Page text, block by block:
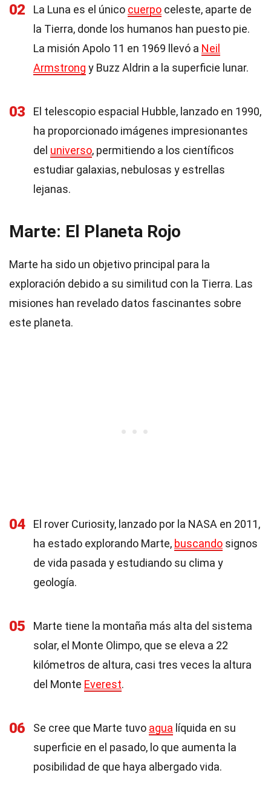
02 La Luna es el único cuerpo celeste, aparte de
la Tierra, donde los humanos han puesto pie.
La misión Apolo 11 en 1969 llevó a Neil
Armstrong y Buzz Aldrin a la superficie lunar.
03
El telescopio espacial Hubble, lanzado en 1990,
ha proporcionado imágenes impresionantes
del universo, permitiendo a los científicos
estudiar galaxias, nebulosas y estrellas
lejanas.
Marte: El Planeta Rojo
Marte ha sido un objetivo principal para la
exploración debido a su similitud con la Tierra. Las
misiones han revelado datos fascinantes sobre
este planeta.
04
El rover Curiosity, lanzado por la NASA en 2011,
ha estado explorando Marte, buscando signos
de vida pasada y estudiando su clima y
geología.
05
Marte tiene la montaña más alta del sistema
solar, el Monte Olimpo, que se eleva a 22
kilómetros de altura, casi tres veces la altura
del Monte Everest.
06 Se cree que Marte tuvo agua líquida en su
superficie en el pasado, lo que aumenta la
posibilidad de que haya albergado vida.